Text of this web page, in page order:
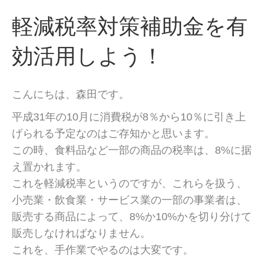
軽減税率対策補助金を有
効活用しよう！
こんにちは、森田です。
平成31年の10月に消費税が8％から10％に引き上
げられる予定なのはご存知かと思います。
この時、食料品など一部の商品の税率は、8%に据
え置かれます。
これを軽減税率というのですが、これらを扱う、
小売業・飲食業・サービス業の一部の事業者は、
販売する商品によって、8%か10%かを切り分けて
販売しなければなりません。
これを、手作業でやるのは大変です。